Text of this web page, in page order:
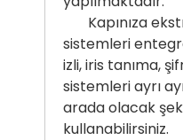
Kapınıza
sistemleri
izli, iris tanıma,
sistemleri ayrı
arada olacak
kullanabilirsiniz.